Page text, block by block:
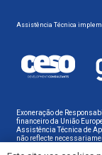
Assistência Técnica
Exoneração de
financeiro da União
Assistência Técnica de
não reflecte